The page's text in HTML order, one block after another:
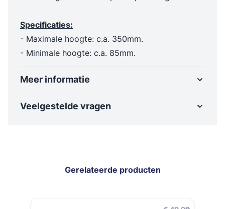
Specificaties:
- Maximale hoogte: c.a. 350mm.
- Minimale hoogte: c.a. 85mm.
Meer informatie
Veelgestelde vragen
Gerelateerde producten
Navigeren door de elementen van de carrousel is mogelijk met
Druk om carrousel over te slaan
Druk op om naar carrouselnavigatie te gaan